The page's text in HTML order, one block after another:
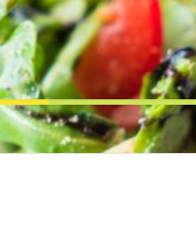
для
РЕЦЕПТЫ ДЛЯ